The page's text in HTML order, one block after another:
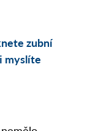
zubní
myslíte